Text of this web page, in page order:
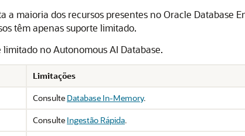
maioria dos recursos presentes no Oracle Database
têm apenas suporte limitado.
no Autonomous AI Database.
Limitações
Consulte Database In-Memory.
Consulte Ingestão Rápida.